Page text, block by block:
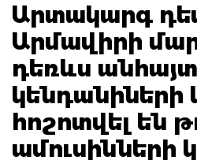
Արտակարգ
Արմավիրի
դեռևս անհայտ
կենդանիների
հոշոտվել են
ամուսինների